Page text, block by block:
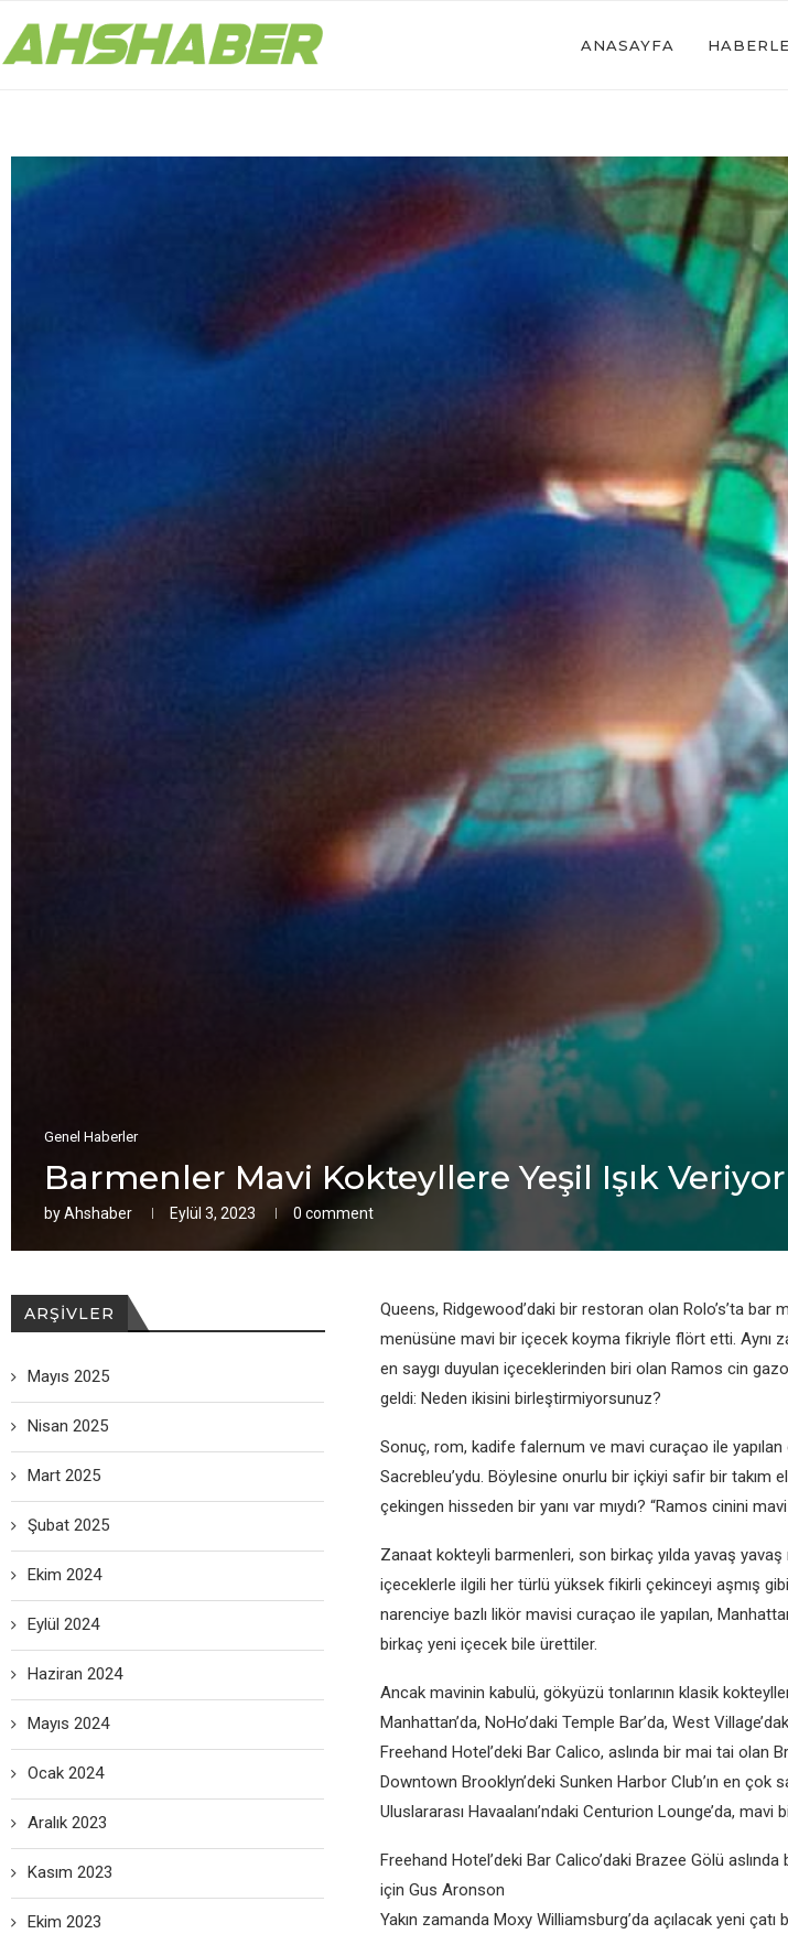
ANASAYFA
Genel Haberler
Barmenler Mavi Kokteyllere Yeşil Işık Veriyor
byAhshaber Eylül 3, 2023 0 comment
Queens, Ridgewood’daki bir restoran olan Rolo’s’ta bar
menüsüne mavi bir içecek koyma fikriyle flört etti. Aynı
en saygı duyulan içeceklerinden biri olan Ramos cin
geldi: Neden ikisini birleştirmiyorsunuz?
Sonuç, rom, kadife falernum ve mavi curaçao ile
Sacrebleu’ydu. Böylesine onurlu bir içkiyi safir bir takım
çekingen hisseden bir yanı var mıydı? “Ramos cinini
Zanaat kokteyli barmenleri, son birkaç yılda yavaş
içeceklerle ilgili her türlü yüksek fikirli çekinceyi aşmış
narenciye bazlı likör mavisi curaçao ile yapılan,
birkaç yeni içecek bile ürettiler.
Ancak mavinin kabulü, gökyüzü tonlarının klasik
Manhattan’da, NoHo’daki Temple Bar’da, West
Freehand Hotel’deki Bar Calico, aslında bir mai tai olan
Downtown Brooklyn’deki Sunken Harbor Club’ın en çok
Uluslararası Havaalanı’ndaki Centurion Lounge’da,
Freehand Hotel’deki Bar Calico’daki Brazee Gölü
için Gus Aronson
Yakın zamanda Moxy Williamsburg’da açılacak yeni çatı
ARŞIVLER
Mayıs 2025
Nisan 2025
Mart 2025
Şubat 2025
Ekim 2024
Eylül 2024
Haziran 2024
Mayıs 2024
Ocak 2024
Aralık 2023
Kasım 2023
Ekim 2023